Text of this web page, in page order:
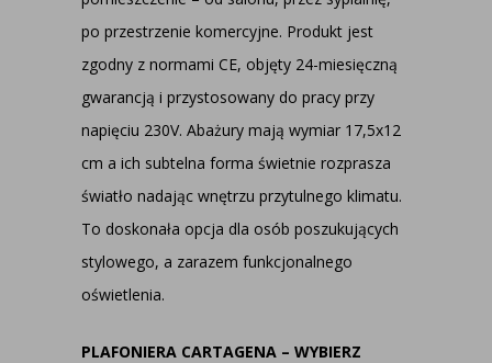
po przestrzenie komercyjne. Produkt jest
zgodny z normami CE, objęty 24-miesięczną
gwarancją i przystosowany do pracy przy
napięciu 230V. Abażury mają wymiar 17,5x12
cm a ich subtelna forma świetnie rozprasza
światło nadając wnętrzu przytulnego klimatu.
To doskonała opcja dla osób poszukujących
stylowego, a zarazem funkcjonalnego
oświetlenia.
PLAFONIERA CARTAGENA – WYBIERZ